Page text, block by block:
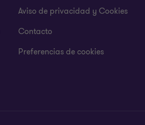
Aviso de privacidad y Cookies
Contacto
Preferencias de cookies